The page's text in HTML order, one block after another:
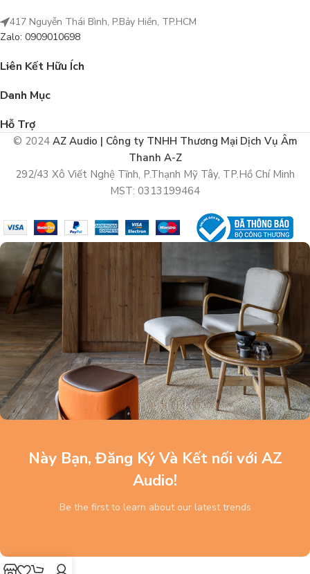
417 Nguyễn Thái Bình, P.Bảy Hiền, TP.HCM
Zalo: 0909010698
Liên Kết Hữu Ích
Danh Mục
Hỗ Trợ
© 2024 AZ Audio | Công ty TNHH Thương Mại Dịch Vụ Âm
Thanh A-Z
292/43 Xô Viết Nghệ Tĩnh, P.Thạnh Mỹ Tây, TP.Hồ Chí Minh
MST: 0313199464
Này Bạn, Đăng Ký Và Kết nối với AZ
Audio!
Be the first to learn about our latest trends